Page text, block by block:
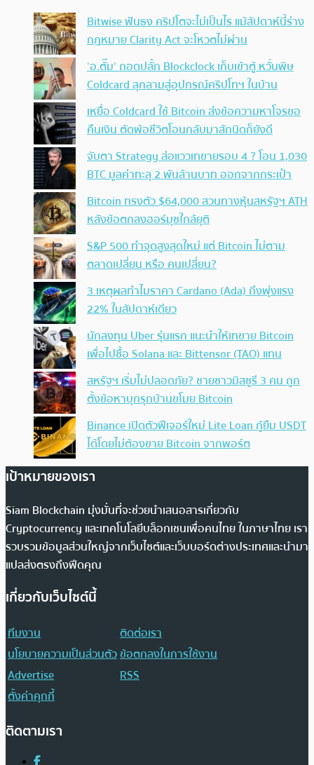
Bitwise ฟันธง คริปโตจะไม่เป็นไร แม้สัปดาห์นี้ร่าง
กฎหมาย Clarity Act จะโหวตไม่ผ่าน
‘อ.ตั๊ม’ ถอดปลั้ก Blockclock เก็บเข้าตู้ หวั่นพิษ
Coldcard ลุกลามสู่อุปกรณ์คริปโทฯ ในบ้าน
เหยื่อ Coldcard ใช้ Bitcoin ส่งข้อความหาโจรขอ
คืนเงิน ตัดพ้อชีวิตโอนกลับมาสักนิดก็ยังดี
จับตา Strategy ส่อแววเทขายรอบ 4 ? โอน 1,030
BTC มูลค่าทะลุ 2 พันล้านบาท ออกจากกระเป๋า
Bitcoin ทรงตัว $64,000 สวนทางหุ้นสหรัฐฯ ATH
หลังข้อตกลงฮอร์มุซใกล้ยุติ
S&P 500 ทำจุดสูงสุดใหม่ แต่ Bitcoin ไม่ตาม
ตลาดเปลี่ยน หรือ คนเปลี่ยน?
3 เหตุผลทำไมราคา Cardano (Ada) ถึงพุ่งแรง
22% ในสัปดาห์เดียว
นักลงทุน Uber รุ่นแรก แนะนำให้เทขาย Bitcoin
เพื่อไปซื้อ Solana และ Bittensor (TAO) แทน
สหรัฐฯ เริ่มไม่ปลอดภัย? ชายชาวมิสซูรี 3 คน ถูก
ตั้งข้อหาบุกรุกบ้านขโมย Bitcoin
Binance เปิดตัวฟีเจอร์ใหม่ Lite Loan กู้ยืม USDT
ได้โดยไม่ต้องขาย Bitcoin จากพอร์ต
เป้าหมายของเรา
Siam Blockchain มุ่งมั่นที่จะช่วยนำเสนอสารเกี่ยวกับ
Cryptocurrency และเทคโนโลยีบล็อกเชนเพื่อคนไทย ในภาษาไทย เรา
รวบรวมข้อมูลส่วนใหญ่จากเว็บไซต์และเว็บบอร์ดต่างประเทศและนำมา
แปลส่งตรงถึงฟีดคุณ
เกี่ยวกับเว็บไซต์นี้
ทีมงาน
ติดต่อเรา
นโยบายความเป็นส่วนตัวข้อตกลงในการใช้งาน
Advertise
RSS
ตั้งค่าคุกกี้
ติดตามเรา